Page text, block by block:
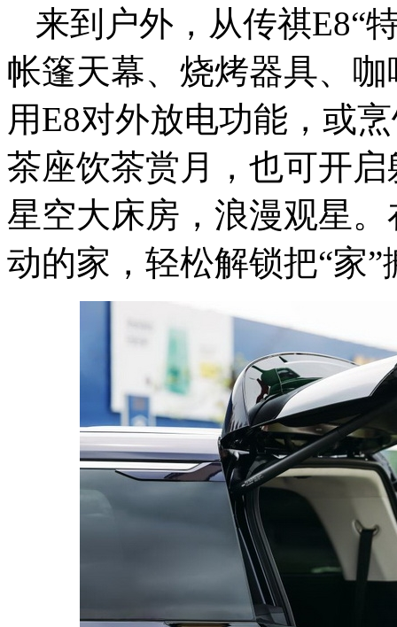
来到户外，从传祺E8“
帐篷天幕、烧烤器具、
用E8对外放电功能，或
茶座饮茶赏月，也可开
星空大床房，浪漫观星
动的家，轻松解锁把“家